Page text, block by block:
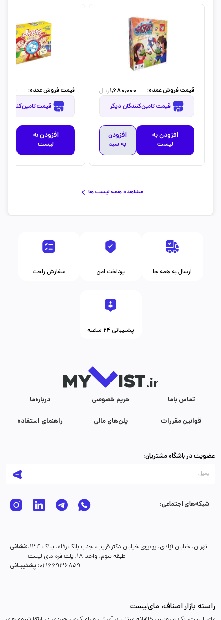
قیمت فروش عمده: 1,680,000 ریال
قیمت تامین‌کنندگان دیگر
افزودن به
لیست
افزودن
به سبد
قیمت فروش عمده:
قیمت تامین‌کنندگان دیگر
افزودن به
لیست
مشاهده همه لیست ها
سفارش راحت پرداخت امن ارسال به همه جا
پشتیبانی ۲۴ ساعته
درباره‌ما حریم خصوصی تماس با‌ما
راهنمای استفاده پلن‌های مالی قوانین مقررات
عضویت در باشگاه مشتریان:
شبکه‌های اجتماعی:
نشانی:تهران، خیابان آزادی، روبروی خیابان دکتر قریب، جنب بانک رفاه، پلاک 134،
طبقه سوم، واحد 18، پلت فرم مای لیست
پشتیبـانی :02166936859
راسته بازار اصناف، مای‌لیست